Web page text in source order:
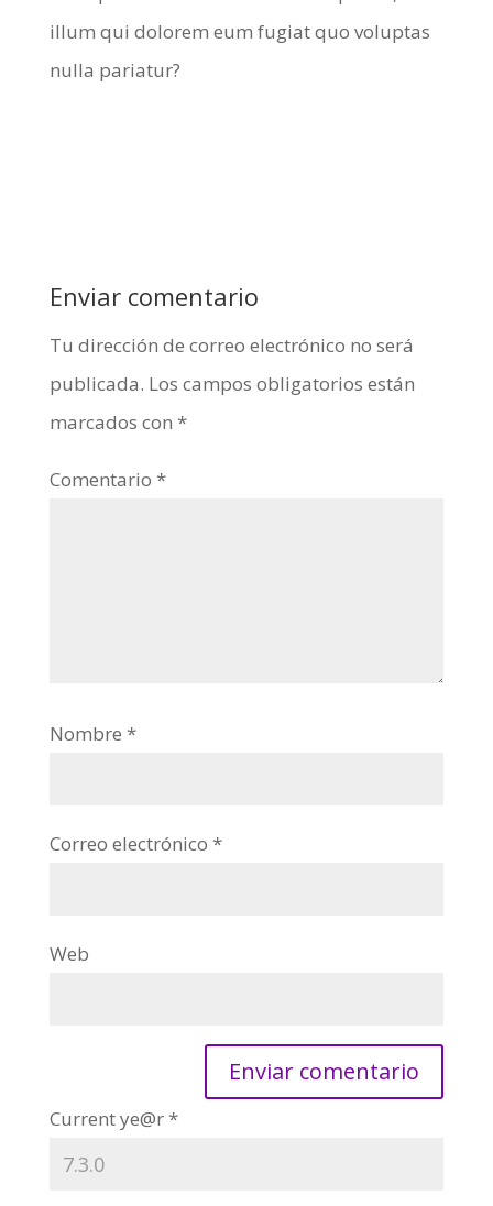
illum qui dolorem eum fugiat quo voluptas
nulla pariatur?
Enviar comentario
Tu dirección de correo electrónico no será
publicada. Los campos obligatorios están
marcados con *
Comentario *
Nombre *
Correo electrónico *
Web
Current ye@r *